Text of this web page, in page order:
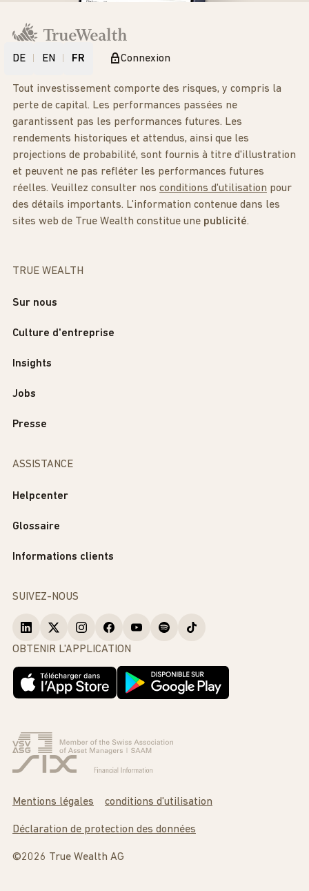
DE EN FR Connexion
Tout investissement comporte des risques, y compris la
perte de capital. Les performances passées ne
garantissent pas les performances futures. Les
rendements historiques et attendus, ainsi que les
projections de probabilité, sont fournis à titre d'illustration
et peuvent ne pas refléter les performances futures
réelles. Veuillez consulter nos conditions d'utilisation pour
des détails importants. L'information contenue dans les
sites web de True Wealth constitue une publicité.
TRUE WEALTH
Sur nous
Culture d'entreprise
Insights
Jobs
Presse
ASSISTANCE
Helpcenter
Glossaire
Informations clients
SUIVEZ-NOUS
OBTENIR L'APPLICATION
Mentions légales conditions d'utilisation
Déclaration de protection des données
©2026 True Wealth AG